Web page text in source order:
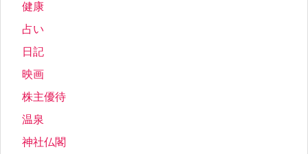
健康
占い
日記
映画
株主優待
温泉
神社仏閣